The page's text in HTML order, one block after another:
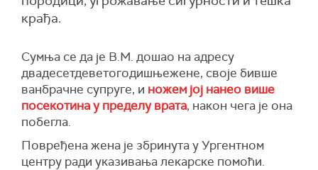
крађа.
Сумња се да је В.М. дошао на адресу
двадесетдеветогодишњежене, своје бивше
ванбрачне супруге, и ножем јој нанео више
посекотина у пределу врата, након чега је она
побегла.
Повређенажена је збринута у Ургентном
центру ради указивања лекарске помоћи.